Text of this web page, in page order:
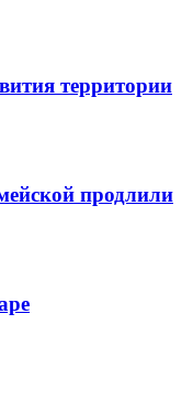
территории
продлили